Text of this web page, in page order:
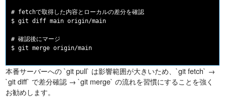
# fetchで取得した内容とローカルの差分を確認
$ git diff main origin/main
# 確認後にマージ
本番サーバーへの `git pull` は影響範囲が大きいため、`git fetch` →
`git diff` で差分確認 → `git merge` の流れを習慣にすることを強く
お勧めします。